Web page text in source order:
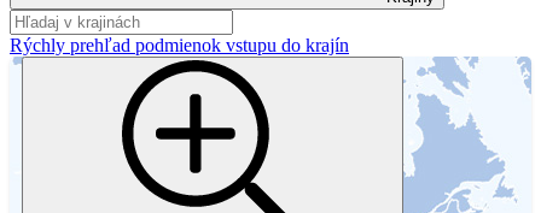
Rýchly prehľad podmienok vstupu do krajín